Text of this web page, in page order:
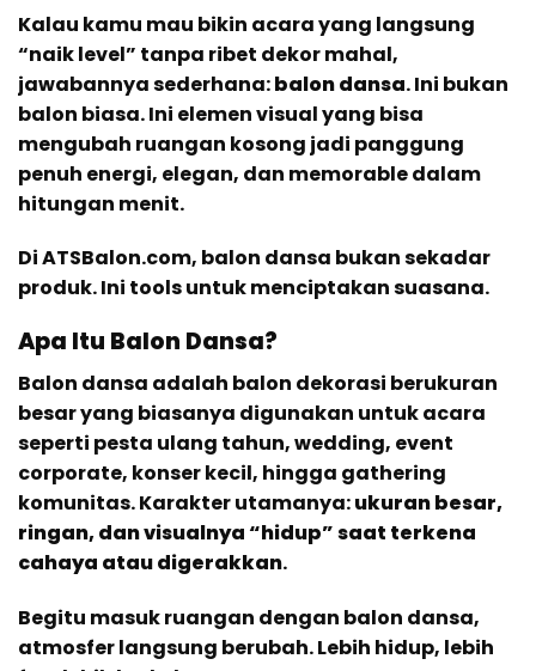
Kalau kamu mau bikin acara yang langsung
“naik level” tanpa ribet dekor mahal,
jawabannya sederhana:balon dansa. Ini bukan
balon biasa. Ini elemen visual yang bisa
mengubah ruangan kosong jadi panggung
penuh energi, elegan, dan memorable dalam
hitungan menit.
Di ATSBalon.com, balon dansa bukan sekadar
produk. Ini tools untuk menciptakan suasana.
Apa Itu Balon Dansa?
Balon dansa adalah balon dekorasi berukuran
besar yang biasanya digunakan untuk acara
seperti pesta ulang tahun, wedding, event
corporate, konser kecil, hingga gathering
komunitas. Karakter utamanya:ukuran besar,
ringan, dan visualnya “hidup” saat terkena
cahaya atau digerakkan.
Begitu masuk ruangan dengan balon dansa,
atmosfer langsung berubah. Lebih hidup, lebih